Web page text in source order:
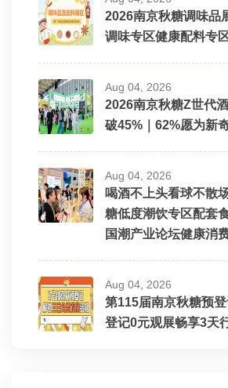
2026南京秋糖调味品
调味专区健康配料专
Aug 04, 2026
2026南京秋糖Z世代
破45%｜62%愿为新
Aug 04, 2026
喝酒不上头看球不散
糖低度潮饮专区配套
国潮产业论坛健康消
Aug 04, 2026
第115届南京秋糖预
登记0元观展畅享3天